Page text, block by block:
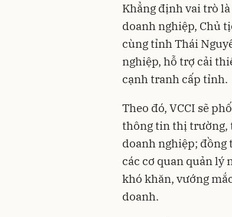
Khẳng định vai trò
doanh nghiệp, Chủ
cùng tỉnh Thái
nghiệp, hỗ trợ cải
cạnh tranh cấp tỉnh.
Theo đó, VCCI sẽ
thông tin thị trường,
doanh nghiệp; đồng
các cơ quan quản lý
khó khăn, vướng
doanh.